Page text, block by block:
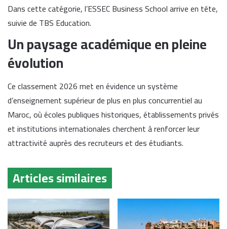
Dans cette catégorie, l’ESSEC Business School arrive en tête,
suivie de TBS Education.
Un paysage académique en pleine
évolution
Ce classement 2026 met en évidence un système
d’enseignement supérieur de plus en plus concurrentiel au
Maroc, où écoles publiques historiques, établissements privés
et institutions internationales cherchent à renforcer leur
attractivité auprès des recruteurs et des étudiants.
Articles similaires